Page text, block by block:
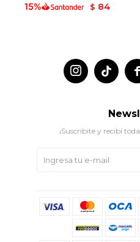
$ 84


¡Suscribite y recibí